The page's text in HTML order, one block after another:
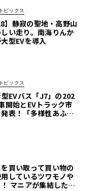
ピックス
】静寂の聖地・高野山
い走り。南海りんか
型EVを導入
ピックス
EVバス「J7」の202
開始とEVトラック市
表！「多様性あふれ
買い取って買い物の
しているツワモノや
マニアが集結した商